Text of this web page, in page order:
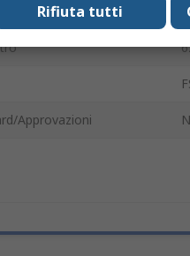
Approvazioni
Rifiuta tutti